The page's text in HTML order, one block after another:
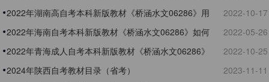
个版本
2022年湖南高自考本科新版教材《桥涵水文06286》用
什么版本
2022-10-17
2022年海南自考本科新版教材《桥涵水文06286》如何
选购
2022-05-26
2022年青海成人自考本科新版教材《桥涵水文06286》
版本及购买网址
2022-10-25
2024年陕西自考教材目录（省考）
2023-11-11